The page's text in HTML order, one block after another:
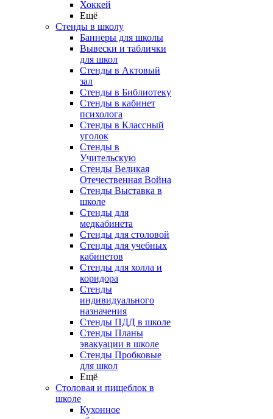
Хоккей
Ещё
Стенды в школу
Баннеры для школы
Вывески и таблички
для школ
Стенды в Актовый
зал
Стенды в Библиотеку
Стенды в кабинет
психолога
Стенды в Классный
уголок
Стенды в
Учительскую
Стенды Великая
Отечественная Война
Стенды Выставка в
школе
Стенды для
медкабинета
Стенды для столовой
Стенды для учебных
кабинетов
Стенды для холла и
коридора
Стенды
индивидуального
назначения
Стенды ПДД в школе
Стенды Планы
эвакуации в школе
Стенды Пробковые
для школ
Ещё
Столовая и пищеблок в
школе
Кухонное